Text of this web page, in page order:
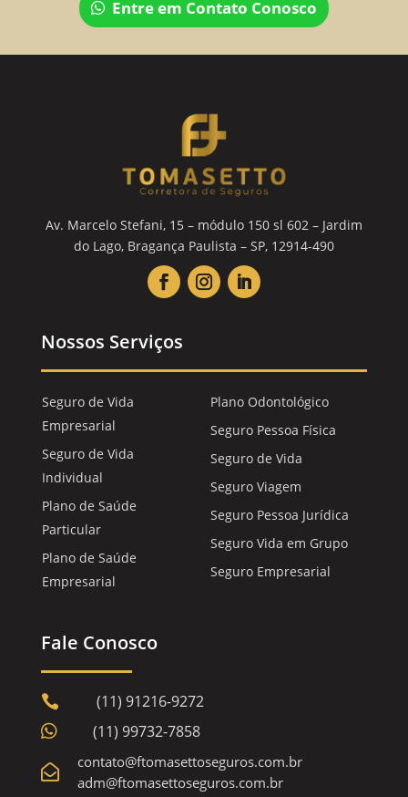
Entre em Contato Conosco
Av. Marcelo Stefani, 15 – módulo 150 sl 602 – Jardim
do Lago, Bragança Paulista – SP, 12914-490
Nossos Serviços
Seguro de Vida
Empresarial
Seguro de Vida
Individual
Plano de Saúde
Particular
Plano de Saúde
Empresarial
Plano Odontológico
Seguro Pessoa Física
Seguro de Vida
Seguro Viagem
Seguro Pessoa Jurídica
Seguro Vida em Grupo
Seguro Empresarial
Fale Conosco
 (11) 91216-9272
 (11) 99732-7858

contato@ftomasettoseguros.com.br
adm@ftomasettoseguros.com.br